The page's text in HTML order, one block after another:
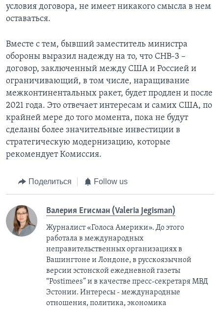
условия договора, не имеет никакого смысла в нем
оставаться.
Вместе с тем, бывший заместитель министра
обороны выразил надежду на то, что СНВ-3 –
договор, заключенный между США и Россией и
ограничивающий, в том числе, наращивание
межконтинентальных ракет, будет продлен и после
2021 года. Это отвечает интересам и самих США, по
крайней мере до того момента, пока не будут
сделаны более значительные инвестиции в
стратегическую модернизацию, которые
рекомендует Комиссия.
Поделиться Follow us
Валерия Егисман (Valeria Jegisman)
Журналист «Голоса Америки». До этого
работала в международных
неправительственных организациях в
Вашингтоне и Лондоне, в русскоязычной
версии эстонской ежедневной газеты
“Postimees” и в качестве пресс-секретаря МВД
Эстонии. Интересы - международные
отношения, политика, экономика